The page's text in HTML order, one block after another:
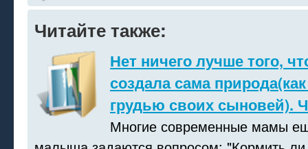
Читайте также:
Нет ничего лучше того,
создала сама
грудью своих сыновей).
Многие современные мамы